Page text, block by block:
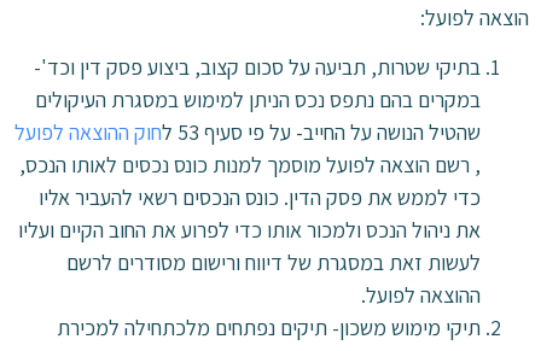
הוצאה לפועל:
בתיקי שטרות, תביעה על סכום קצוב, ביצוע פסק דין וכד'-
במקרים בהם נתפס נכס הניתן למימוש במסגרת העיקולים
שהטיל הנושה על החייב- על פי סעיף 53 ל
חוק ההוצאה לפועל
, רשם הוצאה לפועל מוסמך למנות כונס נכסים לאותו הנכס,
כדי לממש את פסק הדין. כונס הנכסים רשאי להעביר אליו
את ניהול הנכס ולמכור אותו כדי לפרוע את החוב הקיים ועליו
לעשות זאת במסגרת של דיווח ורישום מסודרים לרשם
ההוצאה לפועל.
תיקי מימוש משכון- תיקים נפתחים מלכתחילה למכירת